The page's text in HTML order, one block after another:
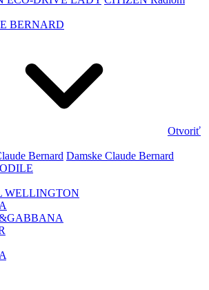
BERNARD
Otvoriť
Bernard Damske Claude Bernard
WELLINGTON